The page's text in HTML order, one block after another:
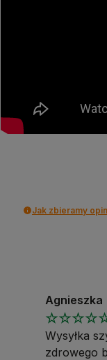
Jak zbieramy
Agnieszka
Wysyłka
zdrowego